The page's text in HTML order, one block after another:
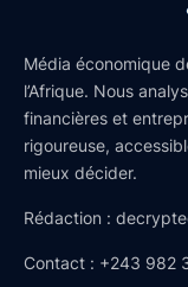
Média économique
l’Afrique. Nous
financières et
rigoureuse,
mieux décider.
Rédaction :
Contact : +243 982